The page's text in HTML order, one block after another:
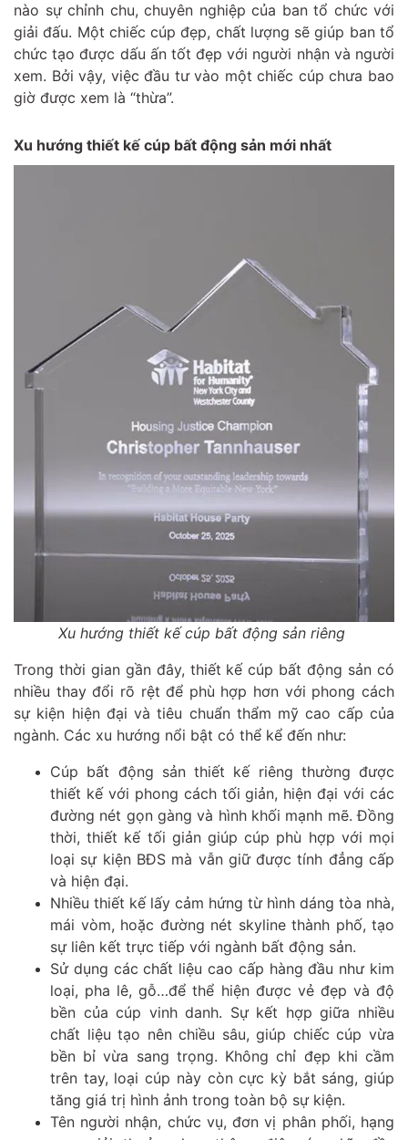
nào sự chỉnh chu, chuyên nghiệp của ban tổ chức với
giải đấu. Một chiếc cúp đẹp, chất lượng sẽ giúp ban tổ
chức tạo được dấu ấn tốt đẹp với người nhận và người
xem. Bởi vậy, việc đầu tư vào một chiếc cúp chưa bao
giờ được xem là “thừa”.
Xu hướng thiết kế cúp bất động sản mới nhất
Xu hướng thiết kế cúp bất động sản riêng
Trong thời gian gần đây, thiết kế cúp bất động sản có
nhiều thay đổi rõ rệt để phù hợp hơn với phong cách
sự kiện hiện đại và tiêu chuẩn thẩm mỹ cao cấp của
ngành. Các xu hướng nổi bật có thể kể đến như:
Cúp bất động sản thiết kế riêng thường được
thiết kế với phong cách tối giản, hiện đại với các
đường nét gọn gàng và hình khối mạnh mẽ. Đồng
thời, thiết kế tối giản giúp cúp phù hợp với mọi
loại sự kiện BĐS mà vẫn giữ được tính đẳng cấp
và hiện đại.
Nhiều thiết kế lấy cảm hứng từ hình dáng tòa nhà,
mái vòm, hoặc đường nét skyline thành phố, tạo
sự liên kết trực tiếp với ngành bất động sản.
Sử dụng các chất liệu cao cấp hàng đầu như kim
loại, pha lê, gỗ…để thể hiện được vẻ đẹp và độ
bền của cúp vinh danh. Sự kết hợp giữa nhiều
chất liệu tạo nên chiều sâu, giúp chiếc cúp vừa
bền bỉ vừa sang trọng. Không chỉ đẹp khi cầm
trên tay, loại cúp này còn cực kỳ bắt sáng, giúp
tăng giá trị hình ảnh trong toàn bộ sự kiện.
Tên người nhận, chức vụ, đơn vị phân phối, hạng